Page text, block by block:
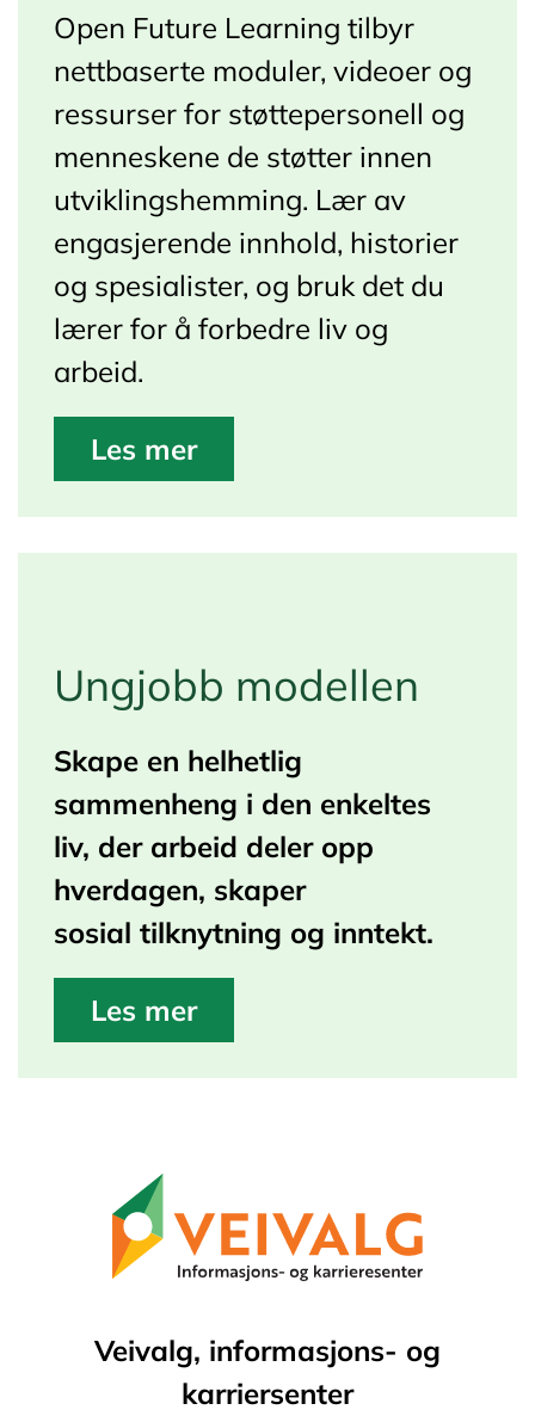
Open Future Learning tilbyr
nettbaserte moduler, videoer og
ressurser for støttepersonell og
menneskene de støtter innen
utviklingshemming. Lær av
engasjerende innhold, historier
og spesialister, og bruk det du
lærer for å forbedre liv og
arbeid.
Les mer
Ungjobb modellen
Skape en helhetlig
sammenheng i den enkeltes
liv, der arbeid deler opp
hverdagen, skaper
sosial tilknytning og inntekt.
Les mer
Veivalg, informasjons- og
karriersenter